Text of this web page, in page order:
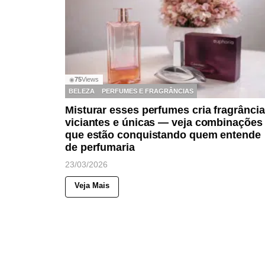
◉75Views
BELEZA
PERFUMES E FRAGRÂNCIAS
Misturar esses perfumes cria
viciantes e únicas — veja combinações
que estão conquistando quem entende
de perfumaria
23/03/2026
Veja Mais